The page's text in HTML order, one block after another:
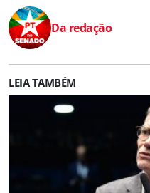
Da redação
LEIA TAMBÉM